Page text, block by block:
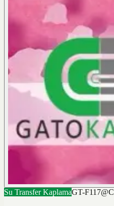
Su Transfer KaplamaGT-F117@C